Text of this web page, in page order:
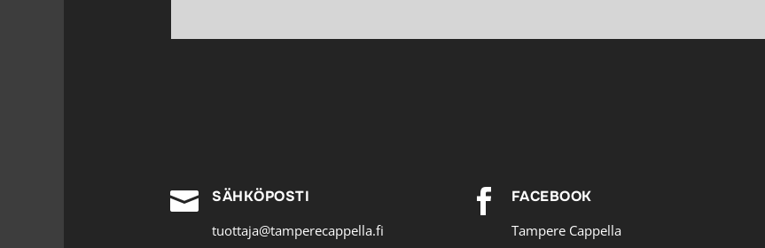
 SÄHKÖPOSTI
tuottaja@tamperecappella.fi
 FACEBOOK
Tampere Cappella